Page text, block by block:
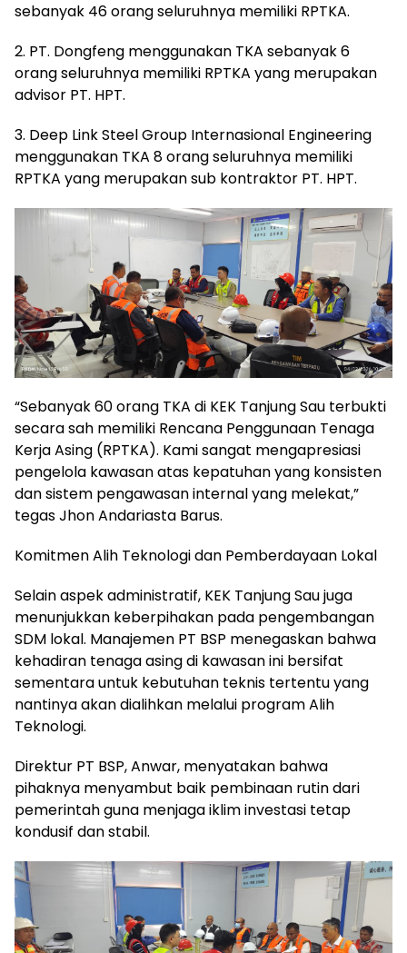
sebanyak 46 orang seluruhnya memiliki RPTKA.
2. PT. Dongfeng menggunakan TKA sebanyak 6
orang seluruhnya memiliki RPTKA yang merupakan
advisor PT. HPT.
3. Deep Link Steel Group Internasional Engineering
menggunakan TKA 8 orang seluruhnya memiliki
RPTKA yang merupakan sub kontraktor PT. HPT.
“Sebanyak 60 orang TKA di KEK Tanjung Sau terbukti
secara sah memiliki Rencana Penggunaan Tenaga
Kerja Asing (RPTKA). Kami sangat mengapresiasi
pengelola kawasan atas kepatuhan yang konsisten
dan sistem pengawasan internal yang melekat,”
tegas Jhon Andariasta Barus.
Komitmen Alih Teknologi dan Pemberdayaan Lokal
Selain aspek administratif, KEK Tanjung Sau juga
menunjukkan keberpihakan pada pengembangan
SDM lokal. Manajemen PT BSP menegaskan bahwa
kehadiran tenaga asing di kawasan ini bersifat
sementara untuk kebutuhan teknis tertentu yang
nantinya akan dialihkan melalui program Alih
Teknologi.
Direktur PT BSP, Anwar, menyatakan bahwa
pihaknya menyambut baik pembinaan rutin dari
pemerintah guna menjaga iklim investasi tetap
kondusif dan stabil.